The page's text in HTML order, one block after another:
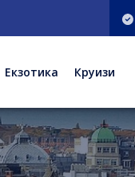
Екзотика Круизи